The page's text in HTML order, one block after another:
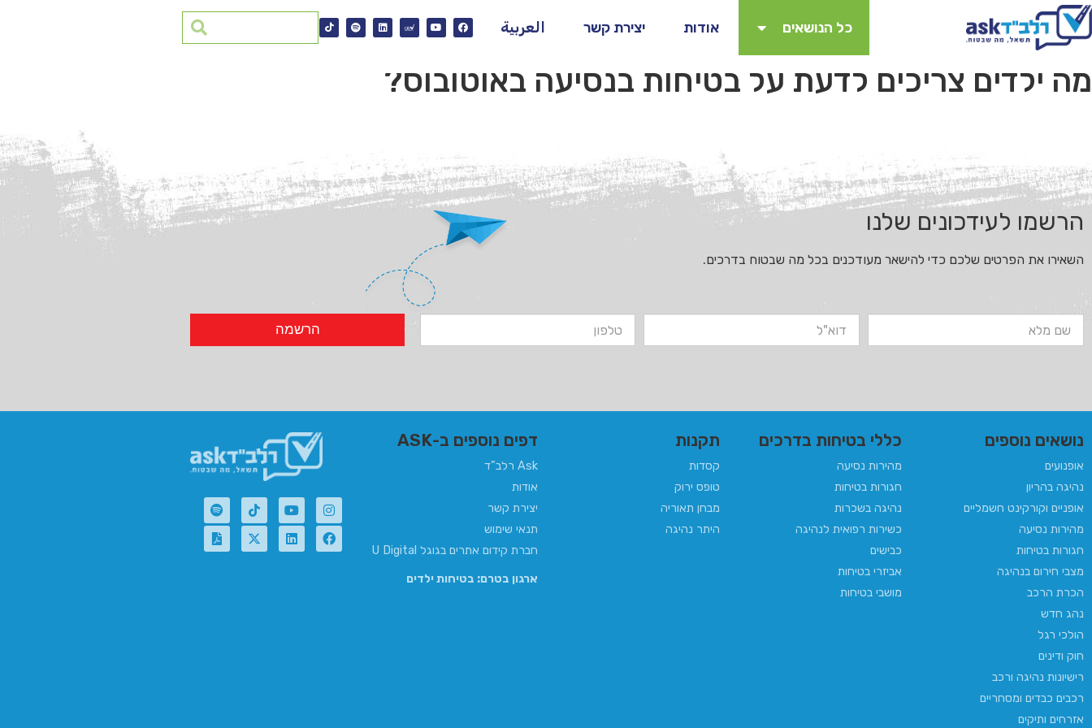
כל הנושאים אודות יצירת קשר العربية
מה ילדים צריכים לדעת על בטיחות בנסיעה באוטובוס?
הרשמו לעידכונים שלנו
השאירו את הפרטים שלכם כדי להישאר מעודכנים בכל מה שבטוח בדרכים.
הרשמה
נושאים נוספים
אופנועים
נהיגה בהריון​
אופניים וקורקינט חשמליים
מהירות נסיעה
חגורות בטיחות
מצבי חירום בנהיגה
הכרת הרכב
נהג חדש
הולכי רגל
חוק ודינים
רישיונות נהיגה ורכב
רכבים כבדים ומסחריים
אזרחים ותיקים
כללי בטיחות בדרכים
מהירות נסיעה
חגורות בטיחות
נהיגה בשכרות
כשירות רפואית לנהיגה​
כבישים
אביזרי בטיחות
מושבי בטיחות
תקנות
קסדות
טופס ירוק
מבחן תאוריה
היתר נהיגה
דפים נוספים ב-ASK
Ask רלב”ד
אודות
יצירת קשר
תנאי שימוש
חברת קידום אתרים בגוגל U Digital
ארגון בטרם: בטיחות ילדים